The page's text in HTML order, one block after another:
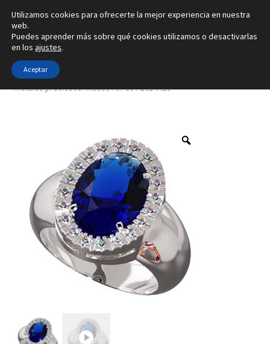
Ir
a
la
navegación
Ir
al
contenido
Inicio
Alianzas
Pendientes
Colgantes
Sobre nosotros
Inicio Tipo de joya
metales preciosos. Vídeos ref-S5T-1014A20
Utilizamos cookies para ofrecerte la mejor experiencia en nuestra
web.
Puedes aprender más sobre qué cookies utilizamos o desactivarlas
en los ajustes.
Aceptar